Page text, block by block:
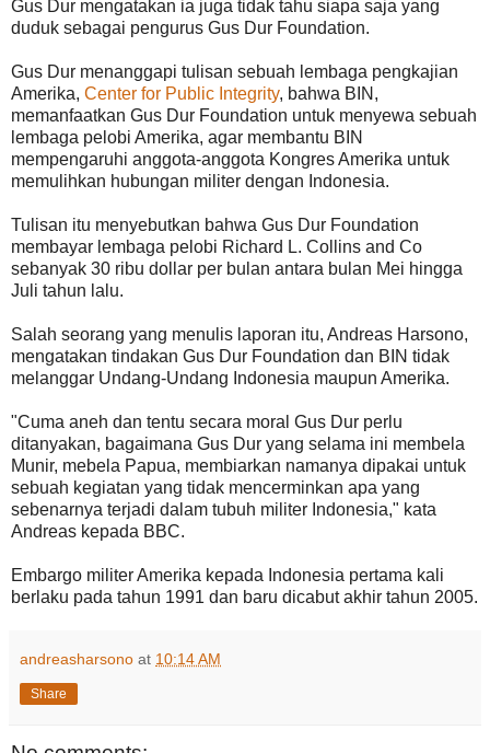
Gus Dur mengatakan ia juga tidak tahu siapa saja yang
duduk sebagai pengurus Gus Dur Foundation.
Gus Dur menanggapi tulisan sebuah lembaga pengkajian
Amerika, Center for Public Integrity, bahwa BIN,
memanfaatkan Gus Dur Foundation untuk menyewa sebuah
lembaga pelobi Amerika, agar membantu BIN
mempengaruhi anggota-anggota Kongres Amerika untuk
memulihkan hubungan militer dengan Indonesia.
Tulisan itu menyebutkan bahwa Gus Dur Foundation
membayar lembaga pelobi Richard L. Collins and Co
sebanyak 30 ribu dollar per bulan antara bulan Mei hingga
Juli tahun lalu.
Salah seorang yang menulis laporan itu, Andreas Harsono,
mengatakan tindakan Gus Dur Foundation dan BIN tidak
melanggar Undang-Undang Indonesia maupun Amerika.
"Cuma aneh dan tentu secara moral Gus Dur perlu
ditanyakan, bagaimana Gus Dur yang selama ini membela
Munir, mebela Papua, membiarkan namanya dipakai untuk
sebuah kegiatan yang tidak mencerminkan apa yang
sebenarnya terjadi dalam tubuh militer Indonesia," kata
Andreas kepada BBC.
Embargo militer Amerika kepada Indonesia pertama kali
berlaku pada tahun 1991 dan baru dicabut akhir tahun 2005.
andreasharsono at 10:14 AM
Share